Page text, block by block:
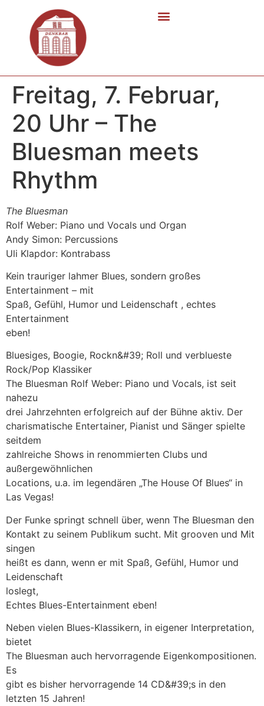
Freitag, 7. Februar,
20 Uhr – The
Bluesman meets
Rhythm
The Bluesman
Rolf Weber: Piano und Vocals und Organ
Andy Simon: Percussions
Uli Klapdor: Kontrabass
Kein trauriger lahmer Blues, sondern großes
Entertainment – mit
Spaß, Gefühl, Humor und Leidenschaft , echtes
Entertainment
eben!
Bluesiges, Boogie, Rockn&#39; Roll und verblueste
Rock/Pop Klassiker
The Bluesman Rolf Weber: Piano und Vocals, ist seit
nahezu
drei Jahrzehnten erfolgreich auf der Bühne aktiv. Der
charismatische Entertainer, Pianist und Sänger spielte
seitdem
zahlreiche Shows in renommierten Clubs und
außergewöhnlichen
Locations, u.a. im legendären „The House Of Blues“ in
Las Vegas!
Der Funke springt schnell über, wenn The Bluesman den
Kontakt zu seinem Publikum sucht. Mit grooven und Mit
singen
heißt es dann, wenn er mit Spaß, Gefühl, Humor und
Leidenschaft
loslegt,
Echtes Blues-Entertainment eben!
Neben vielen Blues-Klassikern, in eigener Interpretation,
bietet
The Bluesman auch hervorragende Eigenkompositionen.
Es
gibt es bisher hervorragende 14 CD&#39;s in den
letzten 15 Jahren!